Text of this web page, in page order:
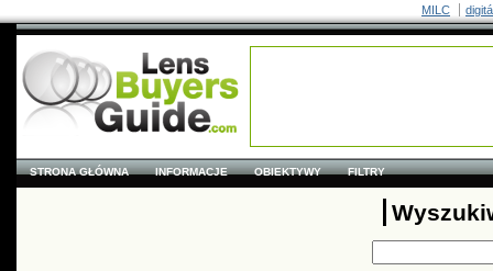
MILC
STRONA GŁÓWNA INFORMACJE OBIEKTYWY FILTRY